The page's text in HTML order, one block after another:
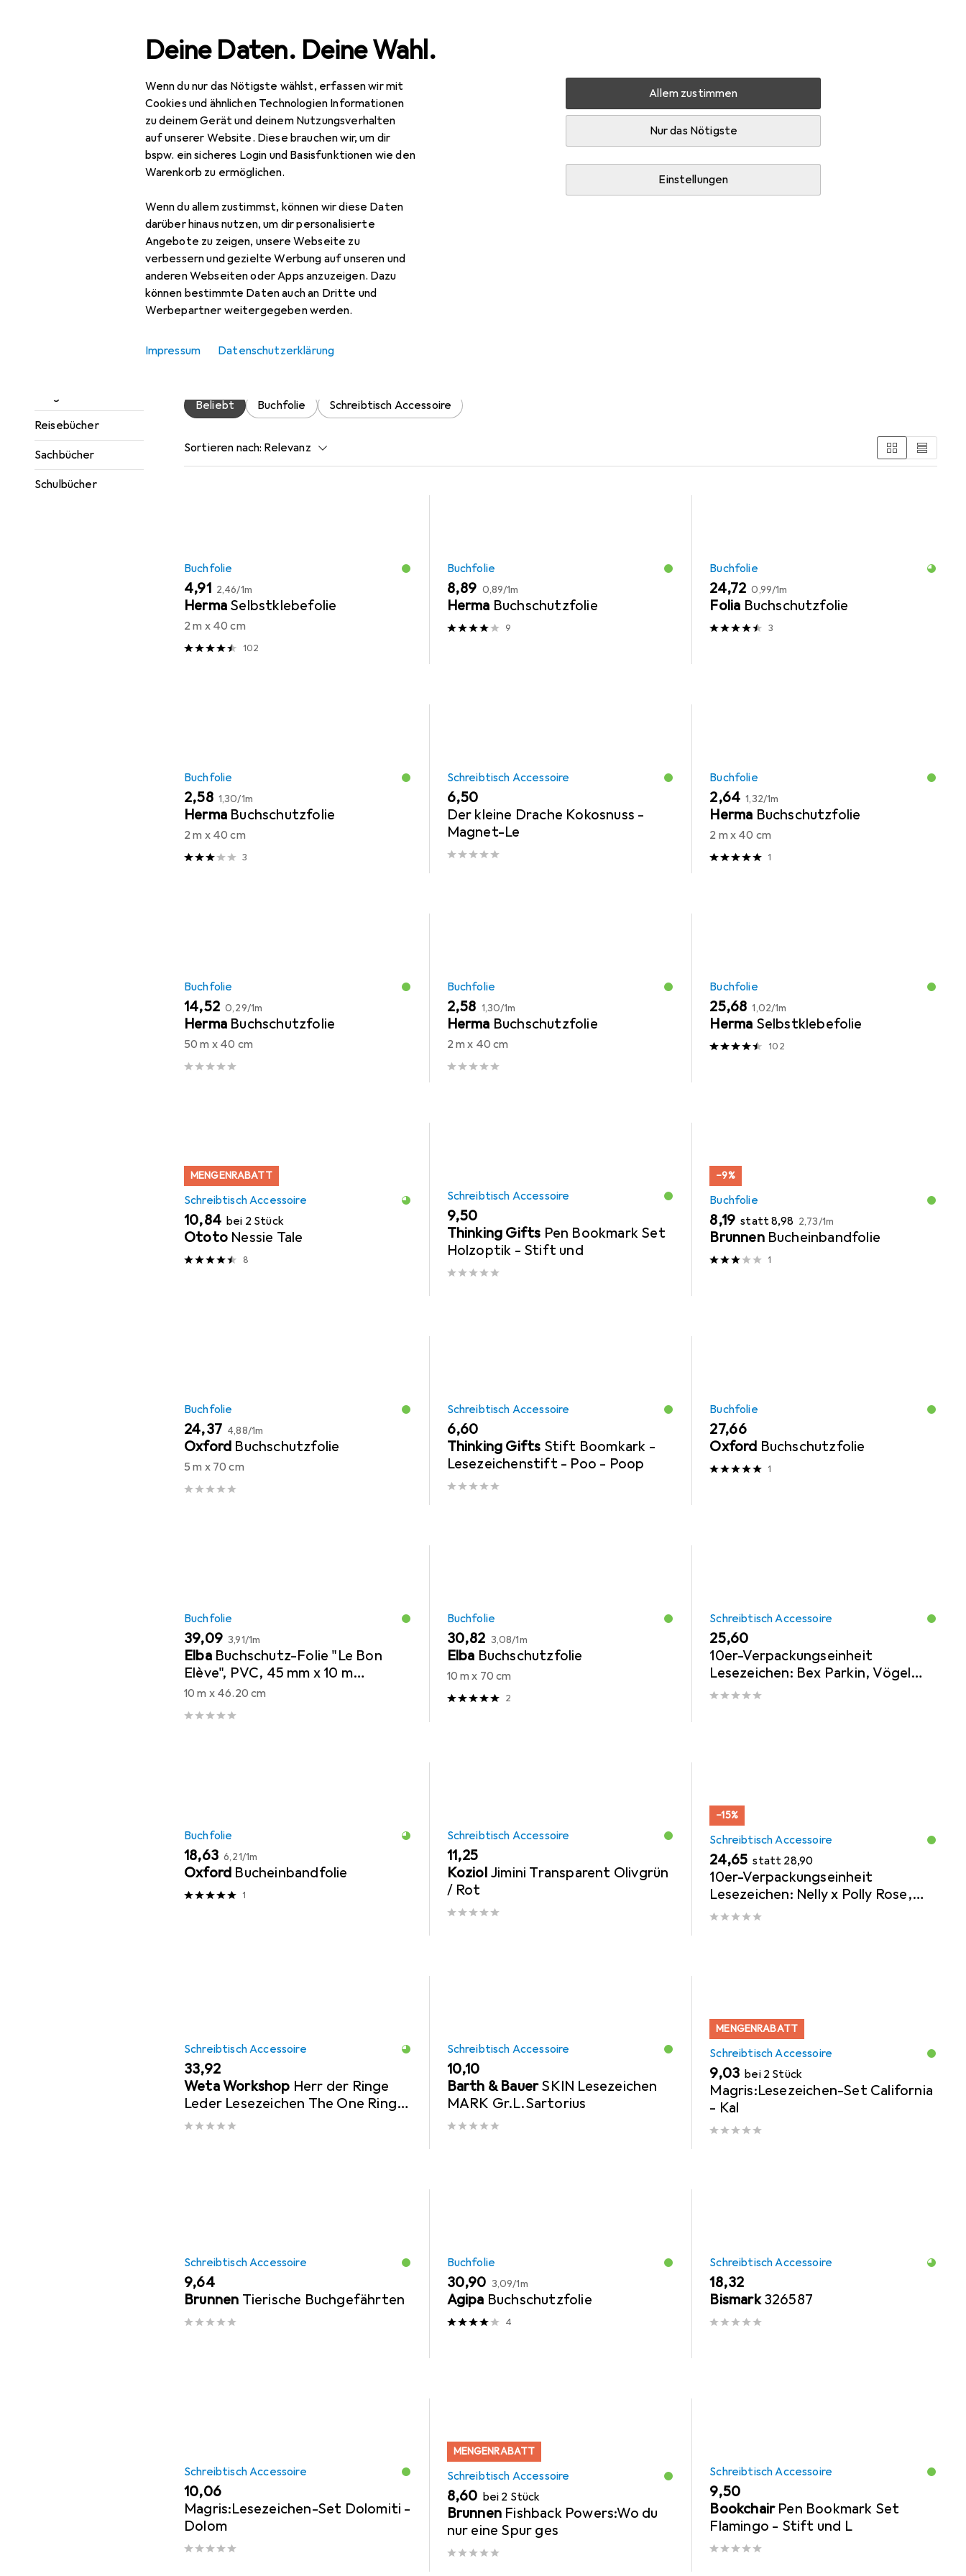
Deine Daten. Deine Wahl.
Wenn du nur das Nötigste wählst, erfassen wir mit
Cookies und ähnlichen Technologien Informationen
zu deinem Gerät und deinem Nutzungsverhalten
auf unserer Website. Diese brauchen wir, um dir
bspw. ein sicheres Login und Basisfunktionen wie den
Warenkorb zu ermöglichen.
Wenn du allem zustimmst, können wir diese Daten
darüber hinaus nutzen, um dir personalisierte
Angebote zu zeigen, unsere Webseite zu
verbessern und gezielte Werbung auf unseren und
anderen Webseiten oder Apps anzuzeigen. Dazu
können bestimmte Daten auch an Dritte und
Werbepartner weitergegeben werden.
Allem zustimmen
Nur das Nötigste
Einstellungen
Impressum Datenschutzerklärung
Navigation nach Kategorien
Ratgeber
Reisebücher
Sachbücher
Schulbücher
Gesamtsortiment Büro + Schreibwaren Bitterwasser Zubehör
Deutsch, Karina Ewald, 2022
Zubehör für Bitterwasser
Hier findest du passendes Zubehör zum Produkt Bitterwasser aus den Kategorien Buchfolie und Schreibtisch Accessoire.
Beliebt Buchfolie Schreibtisch Accessoire
Sortieren nach: Relevanz
Buchfolie
EUR
4,91 EUR
2,46/1m
Herma Selbstklebefolie
2 m x 40 cm
102
Buchfolie
EUR
8,89 EUR
0,89/1m
Herma Buchschutzfolie
9
Buchfolie
EUR
24,72 EUR
0,99/1m
Folia Buchschutzfolie
3
Buchfolie
EUR
2,58 EUR
1,30/1m
Herma Buchschutzfolie
2 m x 40 cm
3
Schreibtisch Accessoire
EUR
6,50
Der kleine Drache Kokosnuss -
Magnet-Le
Buchfolie
EUR
2,64 EUR
1,32/1m
Herma Buchschutzfolie
2 m x 40 cm
1
Buchfolie
EUR
14,52 EUR
0,29/1m
Herma Buchschutzfolie
50 m x 40 cm
Buchfolie
EUR
2,58 EUR
1,30/1m
Herma Buchschutzfolie
2 m x 40 cm
Buchfolie
EUR
25,68 EUR
1,02/1m
Herma Selbstklebefolie
102
MENGENRABATT
Schreibtisch Accessoire
EUR
10,84 bei 2 Stück
Ototo Nessie Tale
8
Schreibtisch Accessoire
EUR
9,50
Thinking Gifts Pen Bookmark Set
Holzoptik - Stift und
−9%
Buchfolie
EUR
8,19 stattEUR
8,98 EUR
2,73/1m
Brunnen Bucheinbandfolie
1
Buchfolie
EUR
24,37 EUR
4,88/1m
Oxford Buchschutzfolie
5 m x 70 cm
Schreibtisch Accessoire
EUR
6,60
Thinking Gifts Stift Boomkark -
Lesezeichenstift - Poo - Poop
Buchfolie
EUR
27,66
Oxford Buchschutzfolie
1
Buchfolie
EUR
39,09 EUR
3,91/1m
Elba Buchschutz-Folie "Le Bon
Elève", PVC, 45 mm x 10 m
transparent, zum Schutz von
Büchern
10 m x 46.20 cm
Buchfolie
EUR
30,82 EUR
3,08/1m
Elba Buchschutzfolie
10 m x 70 cm
2
Schreibtisch Accessoire
EUR
25,60
10er-Verpackungseinheit
Lesezeichen: Bex Parkin, Vögel
und Blumen
Buchfolie
EUR
18,63 EUR
6,21/1m
Oxford Bucheinbandfolie
1
Schreibtisch Accessoire
EUR
11,25
Koziol Jimini Transparent Olivgrün
/ Rot
−15%
Schreibtisch Accessoire
EUR
24,65 statt EUR
28,90
10er-Verpackungseinheit
Lesezeichen: Nelly x Polly Rose,
Lassen sie mich nicht so zurück
Schreibtisch Accessoire
EUR
33,92
Weta Workshop Herr der Ringe
Leder Lesezeichen The One Ring
Inscription
Schreibtisch Accessoire
EUR
10,10
Barth & BauerSKIN Lesezeichen
MARK Gr.L.Sartorius
MENGENRABATT
Schreibtisch Accessoire
EUR
9,03 bei 2 Stück
Magris:Lesezeichen-Set California
- Kal
Schreibtisch Accessoire
EUR
9,64
Brunnen Tierische Buchgefährten
Buchfolie
EUR
30,90 EUR
3,09/1m
Agipa Buchschutzfolie
4
Schreibtisch Accessoire
EUR
18,32
Bismark 326587
Schreibtisch Accessoire
EUR
10,06
Magris:Lesezeichen-Set Dolomiti -
Dolom
MENGENRABATT
Schreibtisch Accessoire
EUR
8,60 bei 2 Stück
Brunnen Fishback Powers:Wo du
nur eine Spur ges
Schreibtisch Accessoire
EUR
9,50
Bookchair Pen Bookmark Set
Flamingo - Stift und L